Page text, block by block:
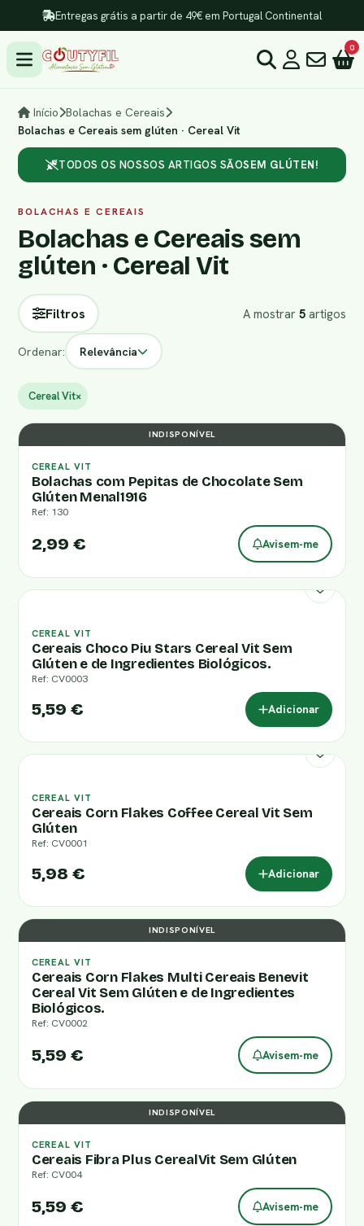
Entregas grátis a partir de 49€ em Portugal Continental
0
Início Bolachas e Cereais
Bolachas e Cereais sem glúten · Cereal Vit
TODOS OS NOSSOS ARTIGOS SÃOSEM GLÚTEN!
BOLACHAS E CEREAIS
Bolachas e Cereais sem
glúten · Cereal Vit
Filtros A mostrar 5 artigos
Ordenar: Relevância
Cereal Vit×
INDISPONÍVEL
CEREAL VIT
Bolachas com Pepitas de Chocolate Sem
Glúten Menal1916
Ref: 130
2,99 € Avisem-me
CEREAL VIT
Cereais Choco Piu Stars Cereal Vit Sem
Glúten e de Ingredientes Biológicos.
Ref: CV0003
5,59 € Adicionar
CEREAL VIT
Cereais Corn Flakes Coffee Cereal Vit Sem
Glúten
Ref: CV0001
5,98 € Adicionar
INDISPONÍVEL
CEREAL VIT
Cereais Corn Flakes Multi Cereais Benevit
Cereal Vit Sem Glúten e de Ingredientes
Biológicos.
Ref: CV0002
5,59 € Avisem-me
INDISPONÍVEL
CEREAL VIT
Cereais Fibra Plus CerealVit Sem Glúten
Ref: CV004
5,59 € Avisem-me